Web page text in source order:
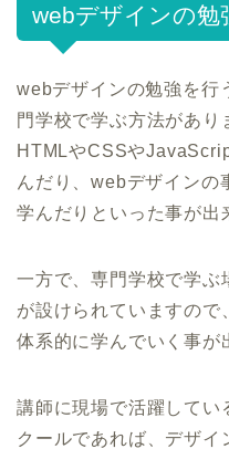
webデザインの勉
webデザインの勉強を行
門学校で学ぶ方法があ
HTMLやCSSや
んだり、webデザインの
学んだりといった事が出
一方で、専門学校で学ぶ
が設けられていますので
体系的に学んでいく事が
講師に現場で活躍してい
クールであれば、デザ